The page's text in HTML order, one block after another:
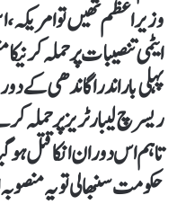
وزیراعظم تھیں تو
ایٹمی تنصیبات پر حملہ
پہلی بار اندراگاندھی کے
ریسرچ لیبارٹریز پر
تاہم اس دوران انکا قتل
حکومت سنبھالی تو یہ منصوبہ